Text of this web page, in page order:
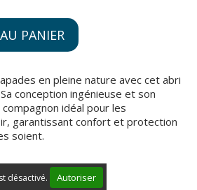
PANIER
en pleine nature avec cet abri
conception ingénieuse et son
idéal pour les
garantissant confort et protection
soient.
désactivé. Autoriser